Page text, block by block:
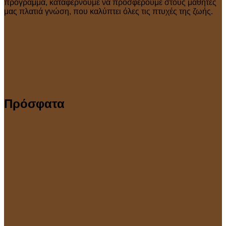
πρόγραμμα, καταφέρνουμε να προσφέρουμε στους μαθητές
μας πλατιά γνώση, που καλύπτει όλες τις πτυχές της ζωής.
Πρόσφατα